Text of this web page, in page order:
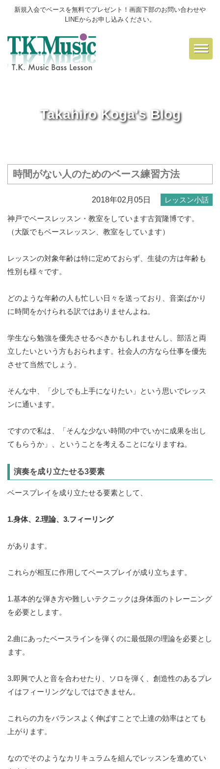
新規入会でベースを無料でプレゼント！画面下部のお問い合わせや
LINEからお申し込みください。
Takahiro Koga's Blog
時間がない人のためのベース練習方法
2018年02月05日 レッスン小話
神戸でベースレッスン・教室をしています古賀隆博です。
（大阪でもベースレッスン、教室をしています）
レッスンの対象年齢は特に定めておらず、生徒の方は年齢も
性別も様々です。
どのような年齢の人も忙しい日々を送っており、音楽ばかり
に時間をかけられる訳ではありませんよね。
学生なら勉強を優先させるべきかもしれませんし、部活と両
立したいという方もおられます。社会人の方なら仕事を優先
させて当然でしょう。
そんな中、「少しでも上手になりたい」という思いでレッス
ンに通います。
ですので私は、「そんな少ない時間の中でいかに成果を出し
てもらうか」、ということを考えることになりますね。
演奏を成り立たせる3要素
ベースプレイを成り立たせる要素として、
1.身体、2.理論、3.フィーリング
があります。
これらが相互に作用してベースプレイが成り立ちます。
1.基本的な弾き方や難しいテクニックは身体面のトレーニング
を必要とします。
2.曲にあったベースラインを弾くのに最低限の理論を必要とし
ます。
3.即興で人と音を合わせたり、ソロを弾く、創造性のあるプレ
イはフィーリングなしではできません。
これらの力をバランスよく伸ばすことで上達の効率はとても
上がります。
なのでそのようなカリキュラムを組んでレッスンを進めてい